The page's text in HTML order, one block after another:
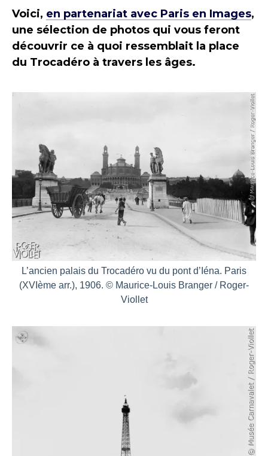
Voici, en partenariat avec Paris en Images,
une sélection de photos qui vous feront
découvrir ce à quoi ressemblait la place
du Trocadéro à travers les âges.
L’ancien palais du Trocadéro vu du pont d’Iéna. Paris
(XVIème arr.), 1906. © Maurice-Louis Branger / Roger-
Viollet